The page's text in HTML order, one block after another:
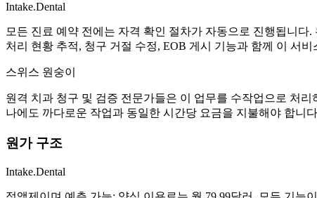
Intake.Dental
모든 진료 예약 전에는 자격 확인 절차가 자동으로 진행됩니다
처리 현황 추적, 청구 거절 수정, EOB 게시 기능과 함께 이 서
스위스 원숭이
원격 치과 청구 및 검증 전문가들은 이 업무를 수작업으로 처
나에도 까다로운 작업과 동일한 시간당 요금을 지불해야 합니
원가 구조
Intake.Dental